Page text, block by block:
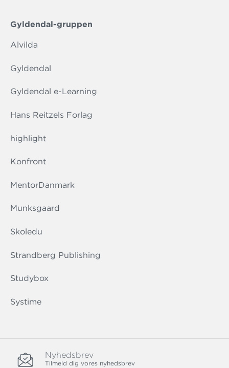
Gyldendal-gruppen
Alvilda
Gyldendal
Gyldendal e-Learning
Hans Reitzels Forlag
highlight
Konfront
MentorDanmark
Munksgaard
Skoledu
Strandberg Publishing
Studybox
Systime
Nyhedsbrev
Tilmeld dig vores nyhedsbrev